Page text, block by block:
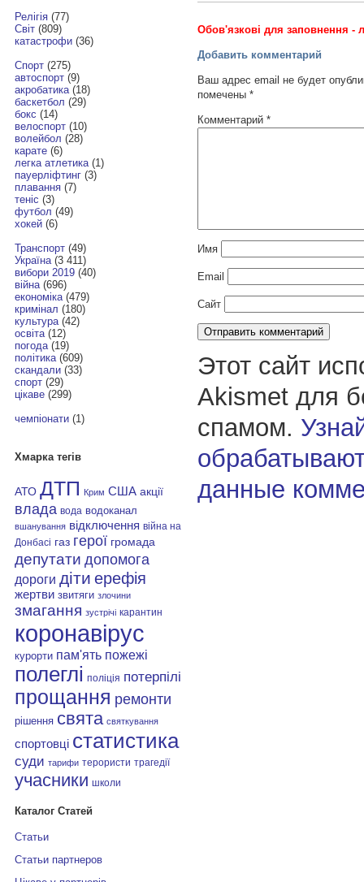
Релігія(77)
Світ(809)
катастрофи(36)
Спорт(275)
автоспорт(9)
акробатика(18)
баскетбол (29)
бокс (14)
велоспорт(10)
волейбол (28)
карате(6)
легка атлетика(1)
пауерліфтинг(3)
плавання(7)
теніс (3)
футбол (49)
хокей(6)
Транспорт(49)
Україна(3 411)
вибори 2019(40)
війна(696)
економіка(479)
кримінал (180)
культура(42)
освіта(12)
погода(19)
політика(609)
скандали(33)
спорт(29)
цікаве(299)
чемпіонати(1)
Хмарка тегів
АТО ДТП Крим США акції
влада вода водоканал
вшанування відключення війна на
Донбасі газ герої громада
депутати допомога
дороги діти ерефія
жертви звитяги злочини
змагання зустрічі карантин
коронавірус
курорти пам'ять пожежі
полеглі поліція потерпілі
прощання ремонти
рішення свята святкування
спортовці статистика
суди тарифи терористи трагедії
учасники школи
Каталог Статей
Статьи
Статьи партнеров
Обов'язкові для заповнення -
Добавить комментарий
Ваш адрес email не будет
помечены *
Комментарий *
Имя
Email
Сайт
Этот сайт
Akismet для
спамом.
данные